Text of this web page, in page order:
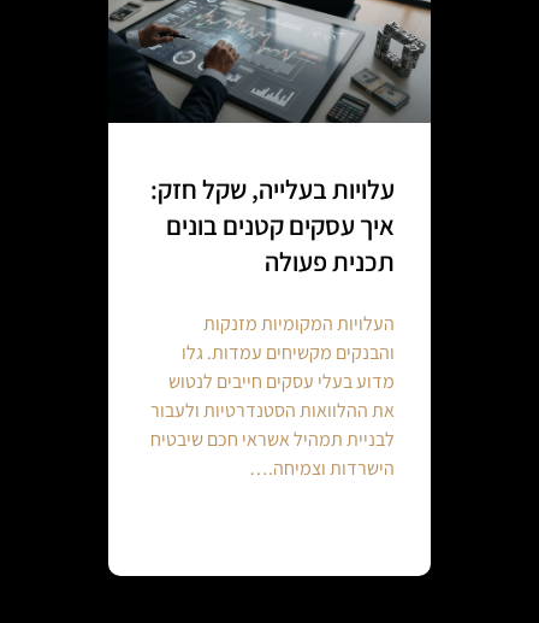
עלויות בעלייה, שקל חזק:
איך עסקים קטנים בונים
תכנית פעולה
העלויות המקומיות מזנקות
והבנקים מקשיחים עמדות. גלו
מדוע בעלי עסקים חייבים לנטוש
את ההלוואות הסטנדרטיות ולעבור
לבניית תמהיל אשראי חכם שיבטיח
הישרדות וצמיחה.…